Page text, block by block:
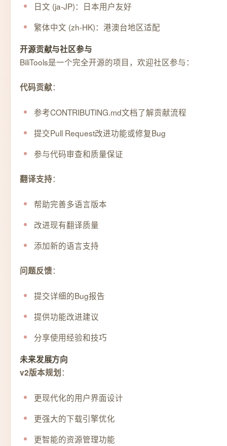
日文 (ja-JP)：日本用户友好
繁体中文 (zh-HK)：港澳台地区适配
开源贡献与社区参与
BiliTools是一个完全开源的项目，欢迎社区参与：
代码贡献：
参考CONTRIBUTING.md文档了解贡献流程
提交Pull Request改进功能或修复Bug
参与代码审查和质量保证
翻译支持：
帮助完善多语言版本
改进现有翻译质量
添加新的语言支持
问题反馈：
提交详细的Bug报告
提供功能改进建议
分享使用经验和技巧
未来发展方向
v2版本规划 ：
更现代化的用户界面设计
更强大的下载引擎优化
更智能的资源管理功能